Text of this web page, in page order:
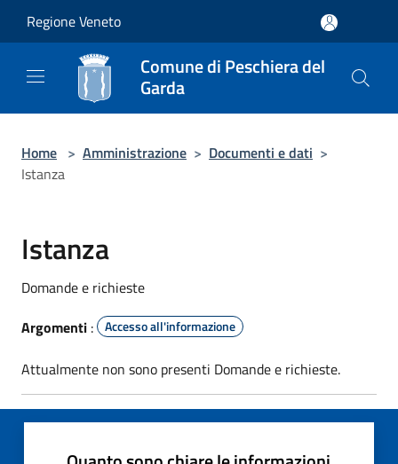
Regione Veneto
Comune di Peschiera del
Garda
Home > Amministrazione > Documenti e dati >
Istanza
Istanza
Domande e richieste
Argomenti : Accesso all'informazione
Attualmente non sono presenti Domande e richieste.